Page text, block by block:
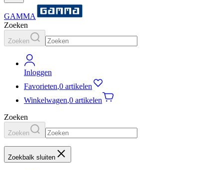
GAMMA
Zoeken
Zoeken
Inloggen
Favorieten,0 artikelen
Winkelwagen,0 artikelen
Zoeken
Zoeken
Zoekbalk sluiten